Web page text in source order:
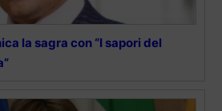
la sagra con “I sapori del